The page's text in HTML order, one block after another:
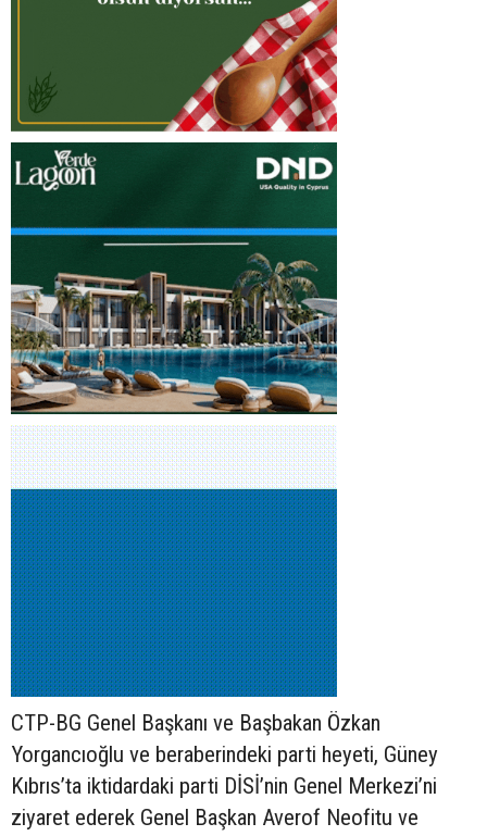
CTP-BG Genel Başkanı ve Başbakan Özkan
Yorgancıoğlu ve beraberindeki parti heyeti, Güney
Kıbrıs’ta iktidardaki parti DİSİ’nin Genel Merkezi’ni
ziyaret ederek Genel Başkan Averof Neofitu ve